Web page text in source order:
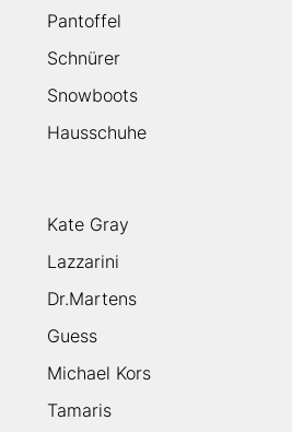
Pantoffel
Schnürer
Snowboots
Hausschuhe
Kate Gray
Lazzarini
Dr.Martens
Guess
Michael Kors
Tamaris